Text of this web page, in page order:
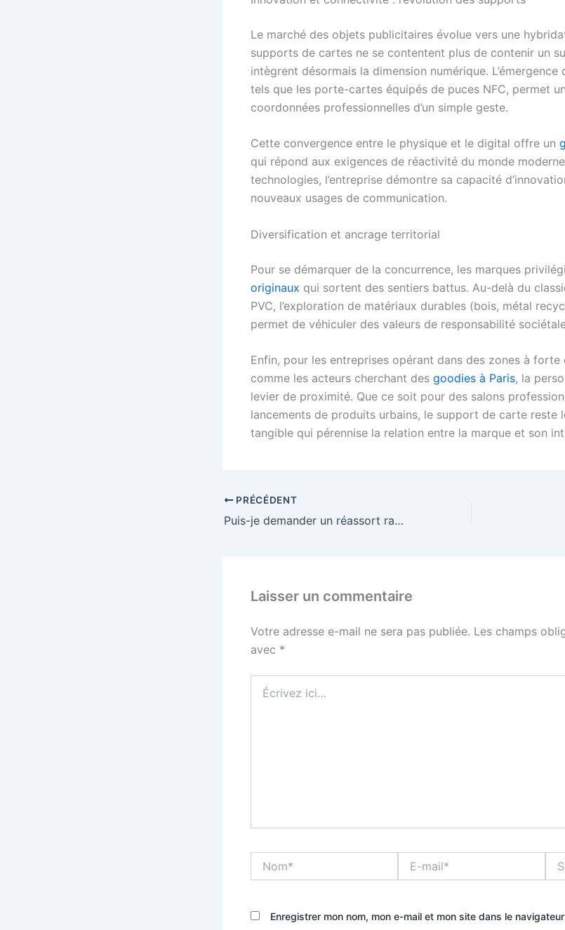
Le marché des objets publicitaires évolue vers une
supports de cartes ne se contentent plus de contenir un
intègrent désormais la dimension numérique. L’émergence
tels que les porte-cartes équipés de puces NFC, permet
coordonnées professionnelles d’un simple geste.
Cette convergence entre le physique et le digital offre un
qui répond aux exigences de réactivité du monde
technologies, l’entreprise démontre sa capacité
nouveaux usages de communication.
Diversification et ancrage territorial
Pour se démarquer de la concurrence, les marques
originaux qui sortent des sentiers battus. Au-delà du
PVC, l’exploration de matériaux durables (bois, métal
permet de véhiculer des valeurs de responsabilité
Enfin, pour les entreprises opérant dans des zones à forte
comme les acteurs cherchant des goodies à Paris, la
levier de proximité. Que ce soit pour des salons
lancements de produits urbains, le support de carte reste
tangible qui pérennise la relation entre la marque et son
PRÉCÉDENT
Puis-je demander un réassort rapide ?
Laisser un commentaire
Votre adresse e-mail ne sera pas publiée. Les champs
avec *
ici…
mail*
Enregistrer mon nom, mon e-mail et mon site dans le